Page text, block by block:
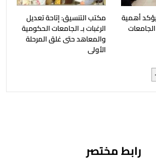
يؤكد أهمية
مكتب التنسيق: إتاحة تعديل
الرغبات بـ الجامعات الحكومية
والمعاهد حتى غلق المرحلة
الأولى
رابط مختصر